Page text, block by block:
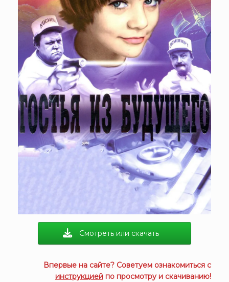
Смотреть или скачать
Впервые на сайте? Советуем ознакомиться с
инструкцией по просмотру и скачиванию!